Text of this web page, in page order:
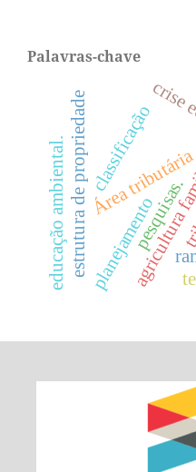
Palavras-chave
classificação
Área tributária
estrutura de propriedade pesquisas.
educação ambiental. planejamento